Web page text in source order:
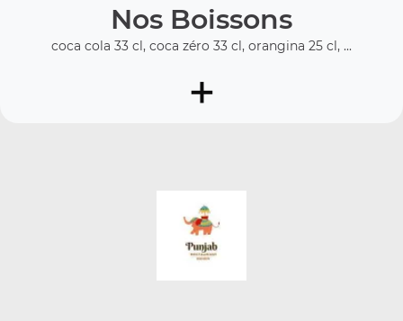
Nos Boissons
coca cola 33 cl, coca zéro 33 cl, orangina 25 cl, ...
+